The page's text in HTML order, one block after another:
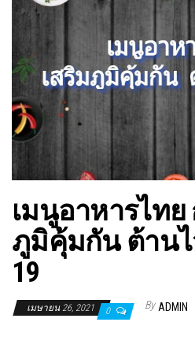
เมนูอาหารไทย
ภูมิคุ้มกัน ต้านไ
19
เมษายน 26, 2021 0 By ADMIN